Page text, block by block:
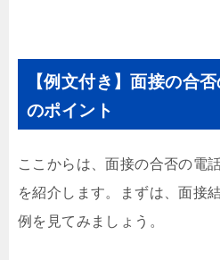
【例文付き】面接の合
のポイント
ここからは、面接の合否の電
を紹介します。まずは、面接
例を見てみましょう。